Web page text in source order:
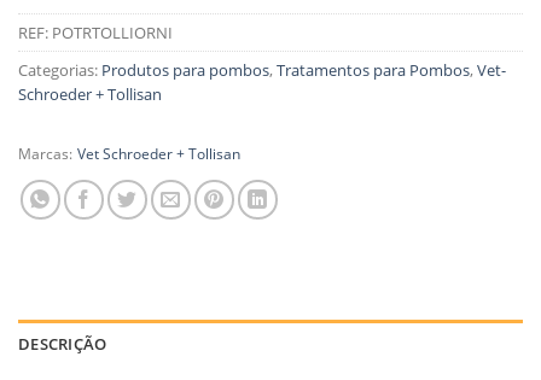
REF: POTRTOLLIORNI
Categorias: Produtos para pombos,Tratamentos para Pombos,Vet-
Schroeder + Tollisan
Marcas: Vet Schroeder + Tollisan
DESCRIÇÃO